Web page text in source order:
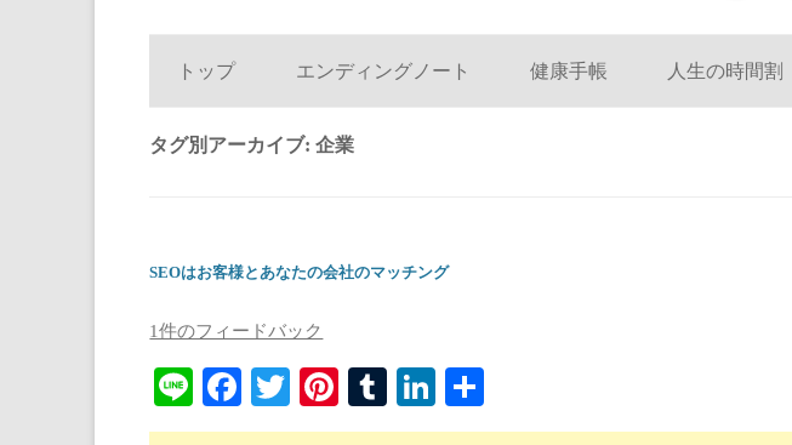
トップ
エンディングノート 健康手帳 人生の時間割
タグ別アーカイブ:企業
SEOはお客様とあなたの会社のマッチング
1件のフィードバック
Li
ne
Fa
ce
T
wi
Pi
nt
T
u
Li
nk 有